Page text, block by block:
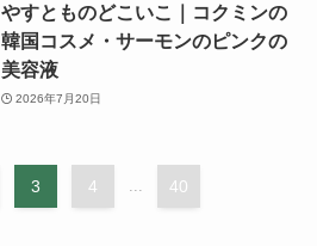
やすとものどこいこ｜コクミンの
韓国コスメ・サーモンのピンクの
美容液
2026年7月20日
3 4 ... 40